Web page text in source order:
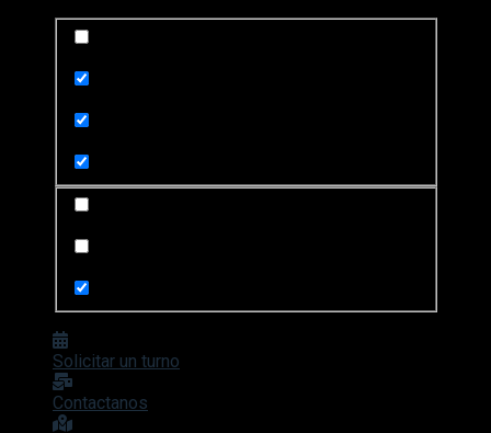
Solicitar un turno
Contactanos